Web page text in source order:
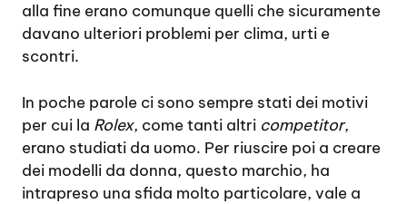
alla fine erano comunque quelli che sicuramente
davano ulteriori problemi per clima, urti e
scontri.
In poche parole ci sono sempre stati dei motivi
per cui la Rolex, come tanti altri competitor,
erano studiati da uomo. Per riuscire poi a creare
dei modelli da donna, questo marchio, ha
intrapreso una sfida molto particolare, vale a